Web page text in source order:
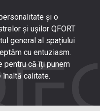
și o
și ușilor QFORT
general al spațiului
cu entuziasm.
pentru că îți punem
calitate.